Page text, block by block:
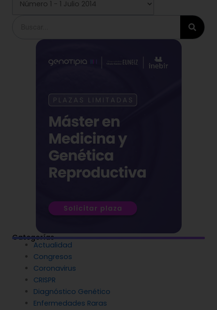
Categorías
Actualidad
Congresos
Coronavirus
CRISPR
Diagnóstico Genético
Enfermedades Raras